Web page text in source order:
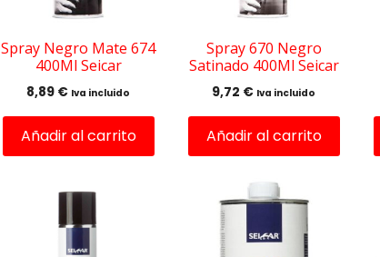
Spray Negro Mate 674
400Ml Seicar
8,89 € Iva incluido
Añadir al carrito
Spray 670 Negro
Satinado 400Ml Seicar
9,72 € Iva incluido
Añadir al carrito